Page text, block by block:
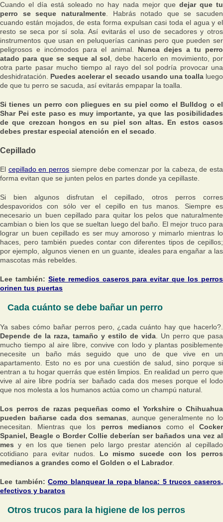
Cuando el día está soleado no hay nada mejor que dejar que tu
perro se seque naturalmente. Habrás notado que se sacuden
cuando están mojados, de esta forma expulsan casi toda el agua y el
resto se seca por sí sola. Así evitarás el uso de secadores y otros
instrumentos que usan en peluquerías caninas pero que pueden ser
peligrosos e incómodos para el animal. Nunca dejes a tu perro
atado para que se seque al sol, debe hacerlo en movimiento, por
otra parte pasar mucho tiempo al rayo del sol podría provocar una
deshidratación. Puedes acelerar el secado usando una toallaluego
de que tu perro se sacuda, así evitarás empapar la toalla.
Si tienes un perro con pliegues en su piel como el Bulldog o el
Shar Pei este paso es muy importante, ya que las posibilidades
de que crezcan hongos en su piel son altas. En estos casos
debes prestar especial atención en el secado.
Cepillado
El cepillado en perros siempre debe comenzar por la cabeza, de esta
forma evitan que se junten pelos en partes donde ya cepillaste.
Si bien algunos disfrutan el cepillado, otros perros corres
despavoridos con sólo ver el cepillo en tus manos. Siempre es
necesario un buen cepillado para quitar los pelos que naturalmente
cambian o bien los que se sueltan luego del baño. El mejor truco para
lograr un buen cepillado es ser muy amoroso y mimarlo mientras lo
haces, pero también puedes contar con diferentes tipos de cepillos;
por ejemplo, algunos vienen en un guante, ideales para engañar a las
mascotas más rebeldes.
Lee también: Siete remedios caseros para evitar que los perros
orinen tus puertas
Cada cuánto se debe bañar un perro
Ya sabes cómo bañar perros pero, ¿cada cuánto hay que hacerlo?.
Depende de la raza, tamaño y estilo de vida. Un perro que pasa
mucho tiempo al aire libre, convive con lodo y plantas posiblemente
necesite un baño más seguido que uno de que vive en un
apartamento. Esto no es por una cuestión de salud, sino porque si
entran a tu hogar querrás que estén limpios. En realidad un perro que
vive al aire libre podría ser bañado cada dos meses porque el lodo
que nos molesta a los humanos actúa como un champú natural.
Los perros de razas pequeñas como el Yorkshire o Chihuahua
pueden bañarse cada dos semanas, aunque generalmente no lo
necesitan. Mientras que los perros medianos como el Cocker
Spaniel, Beagle o Border Collie deberían ser bañados una vez al
mes y en los que tienen pelo largo prestar atención al cepillado
cotidiano para evitar nudos. Lo mismo sucede con los perros
medianos a grandes como el Golden o el Labrador.
Lee también:Como blanquear la ropa blanca: 5 trucos caseros,
efectivos y baratos
Otros trucos para la higiene de los perros